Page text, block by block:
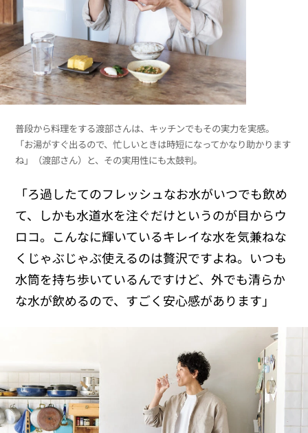
普段から料理をする渡部さんは、キッチンでもその実力を実感。
「お湯がすぐ出るので、忙しいときは時短になってかなり助かります
ね」（渡部さん）と、その実用性にも太鼓判。
「ろ過したてのフレッシュなお水がいつでも飲め
て、しかも水道水を注ぐだけというのが目からウ
ロコ。こんなに輝いているキレイな水を気兼ねな
くじゃぶじゃぶ使えるのは贅沢ですよね。いつも
水筒を持ち歩いているんですけど、外でも清らか
な水が飲めるので、すごく安心感があります」